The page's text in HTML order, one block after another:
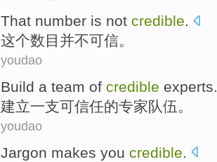
That number is not credible.
这个数目 并不可信。
youdao
Build a team of credible experts.
建立一支可信任的专家队伍。
youdao
Jargon makes you credible